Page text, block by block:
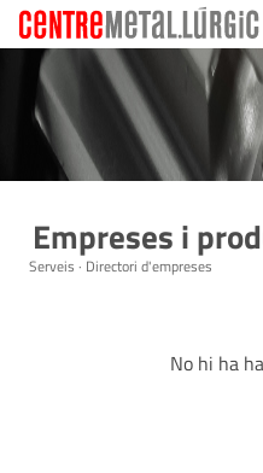
Empreses i
Serveis · Directori d'empreses
No hi ha